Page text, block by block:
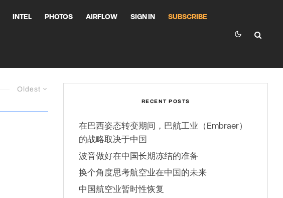
INTEL PHOTOS AIRFLOW SIGN IN SUBSCRIBE
Oldest
RECENT POSTS
在巴西姿态转变期间，巴航工业（Embraer）
的战略取决于中国
波音做好在中国长期冻结的准备
换个角度思考航空业在中国的未来
中国航空业暂时性恢复